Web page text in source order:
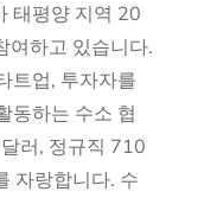
태평양 지역 20
여하고 있습니다.
트업, 투자자를
동하는 수소 협
러, 정규직 710
자랑합니다. 수